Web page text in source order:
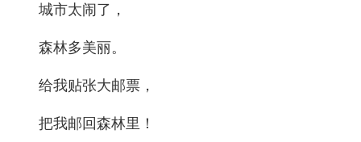
城市太闹了，
森林多美丽。
给我贴张大邮票，
把我邮回森林里！